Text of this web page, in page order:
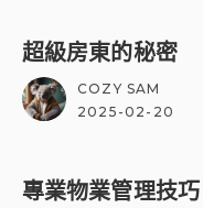
超級房東的秘密
COZY SAM
2025-02-20
專業物業管理技巧